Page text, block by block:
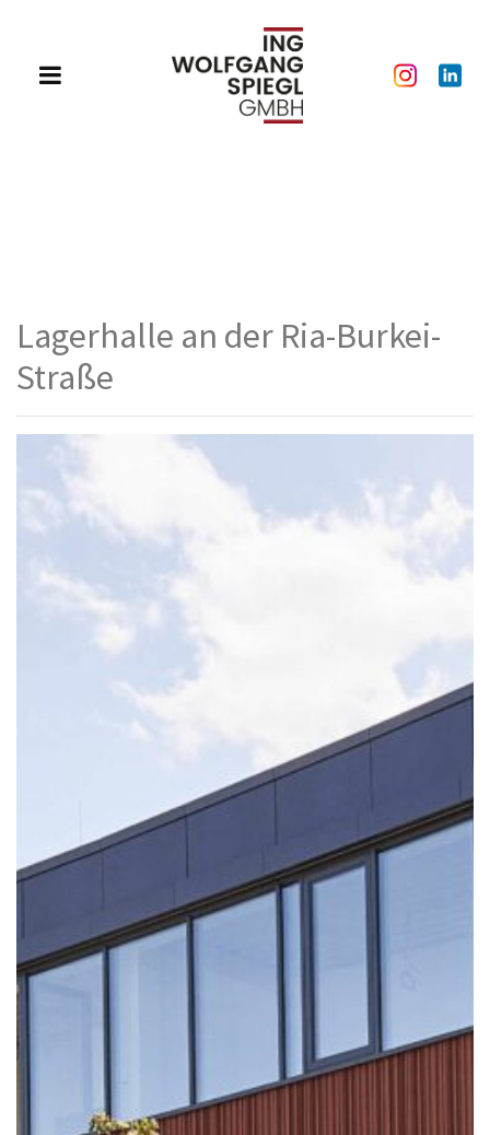
Lagerhalle an der Ria-Burkei-
Straße